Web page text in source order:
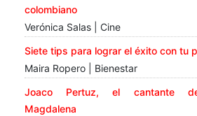
colombiano
Verónica Salas | Cine
Siete tips para lograr el éxito con tu
Maira Ropero | Bienestar
Joaco Pertuz, el cantante
Magdalena